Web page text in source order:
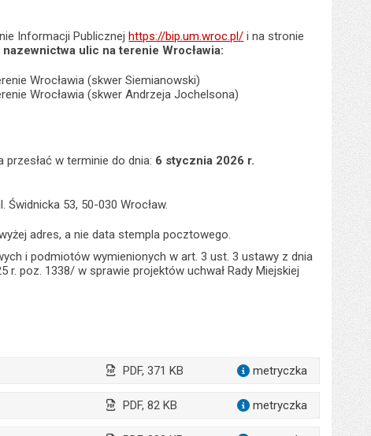
Informacji Publicznejhttps://bip.um.wroc.pl/ i na stronie
ulic na terenie Wrocławia:
Wrocławia (skwer Siemianowski)
Wrocławia (skwer Andrzeja Jochelsona)
w terminie do dnia: 6 stycznia 2026 r.
Świdnicka 53, 50-030 Wrocław.
adres, a nie data stempla pocztowego.
i podmiotów wymienionych w art. 3 ust. 3 ustawy z dnia
r. poz. 1338/ w sprawie projektów uchwał Rady Miejskiej
PDF, 371 KB metryczka
PDF, 82 KB metryczka